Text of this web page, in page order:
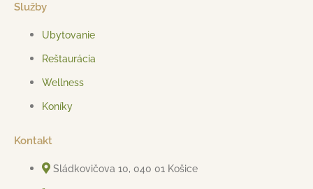
Služby
Ubytovanie
Reštaurácia
Wellness
Koníky
Kontakt
Sládkovičova 10, 040 01 Košice